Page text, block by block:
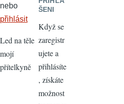
nebo
přihlásit
Led na těle
mojí
přítelkyně
ŠENI
Když se
zaregistr
ujete a
přihlásíte
, získáte
možnost